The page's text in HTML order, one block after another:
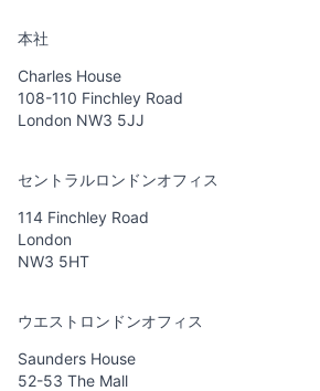
本社
Charles House
108-110 Finchley Road
London NW3 5JJ
セントラルロンドンオフィス
114 Finchley Road
London
NW3 5HT
ウエストロンドンオフィス
Saunders House
52-53 The Mall